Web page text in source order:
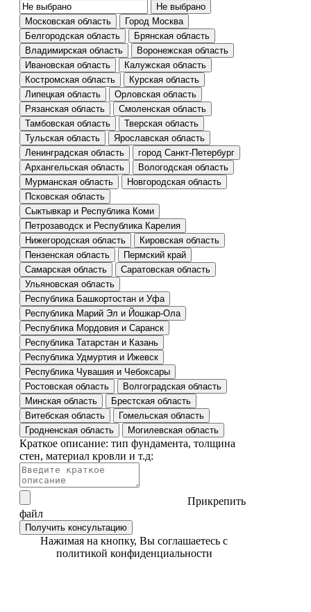
Не выбрано
Московская область
Город Москва
Белгородская область
Брянская область
Владимирская область
Воронежская область
Ивановская область
Калужская область
Костромская область
Курская область
Липецкая область
Орловская область
Рязанская область
Смоленская область
Тамбовская область
Тверская область
Тульская область
Ярославская область
Ленинградская область
город Санкт-Петербург
Архангельская область
Вологодская область
Мурманская область
Новгородская область
Псковская область
Сыктывкар и Республика Коми
Петрозаводск и Республика Карелия
Нижегородская область
Кировская область
Пензенская область
Пермский край
Самарская область
Саратовская область
Ульяновская область
Республика Башкортостан и Уфа
Республика Марий Эл и Йошкар-Ола
Республика Мордовия и Саранск
Республика Татарстан и Казань
Республика Удмуртия и Ижевск
Республика Чувашия и Чебоксары
Ростовская область
Волгоградская область
Минская область
Брестская область
Витебская область
Гомельская область
Гродненская область
Могилевская область
Краткое описание: тип фундамента, толщина
стен, материал кровли и т.д:
Прикрепить
файл
Получить консультацию
Нажимая на кнопку, Вы соглашаетесь с
политикой конфиденциальности